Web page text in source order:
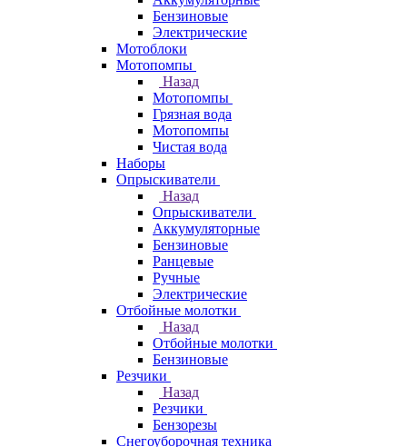
Бензиновые
Электрические
Мотоблоки
Мотопомпы
Назад
Мотопомпы
Грязная вода
Мотопомпы
Чистая вода
Наборы
Опрыскиватели
Назад
Опрыскиватели
Аккумуляторные
Бензиновые
Ранцевые
Ручные
Электрические
Отбойные молотки
Назад
Отбойные молотки
Бензиновые
Резчики
Назад
Резчики
Бензорезы
Снегоуборочная техника